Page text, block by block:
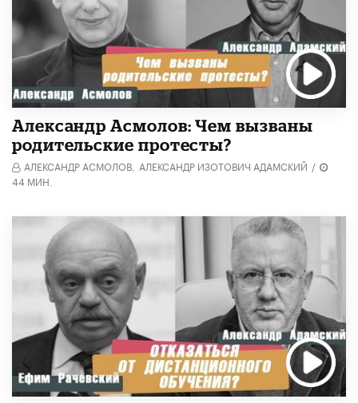
Александр Асмолов: Чем вызваны
родительские протесты?
АЛЕКСАНДР АСМОЛОВ, АЛЕКСАНДР ИЗОТОВИЧ АДАМСКИЙ /
44 МИН.